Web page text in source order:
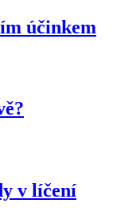
účinkem
v líčení